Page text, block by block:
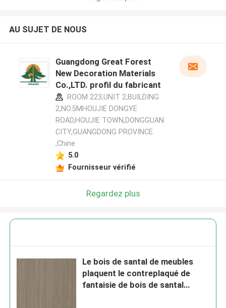
AU SUJET DE NOUS
Guangdong Great Forest
New Decoration Materials
Co.,LTD. profil du fabricant
ROOM 223,UNIT 2,BUILDING
2,NO.5MHOUJIE DONGYE
ROAD,HOUJIE TOWN,DONGGUAN
CITY,GUANGDONG PROVINCE.
,Chine
5.0
Fournisseur vérifié
Regardez plus
Le bois de santal de meubles
plaquent le contreplaqué de
fantaisie de bois de santal